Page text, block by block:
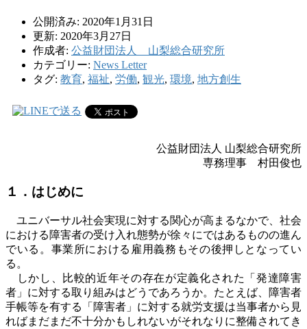
公開済み: 2020年1月31日
更新: 2020年3月27日
作成者: 公益財団法人 山梨総合研究所
カテゴリー: News Letter
タグ: 教育, 福祉, 労働, 観光, 環境, 地方創生
公益財団法人 山梨総合研究所
専務理事 村田俊也
１．はじめに
ユニバーサル社会実現に対する関心が高まるなかで、社会
における障害者の受け入れ態勢が徐々にではあるものの進ん
でいる。事業所における雇用義務もその後押しとなってい
る。
しかし、比較的近年その存在が定義化された「発達障害
者」に対する取り組みはどうであろうか。たとえば、障害者
手帳等を有する「障害者」に対する就労支援は当事者から見
ればまだまだ不十分かもしれないがそれなりに整備されてき